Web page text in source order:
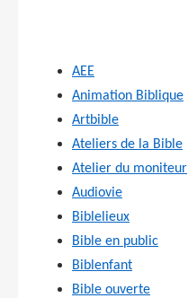
AEE
Animation Biblique
Artbible
Ateliers de la Bible
Atelier du moniteur
Audiovie
Biblelieux
Bible en public
Biblenfant
Bible ouverte